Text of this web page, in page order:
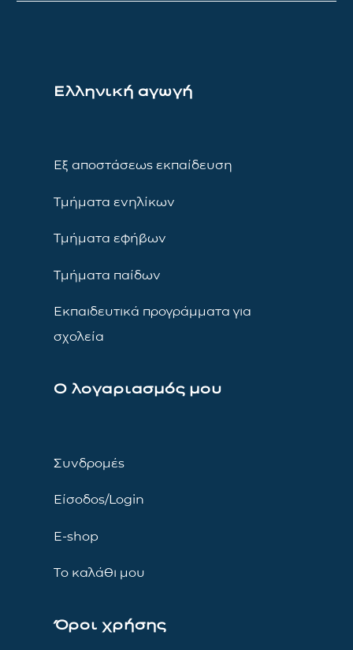
Ελληνική αγωγή
Εξ αποστάσεως εκπαίδευση
Τμήματα ενηλίκων
Τμήματα εφήβων
Τμήματα παίδων
Εκπαιδευτικά προγράμματα για
σχολεία
Ο λογαριασμός μου
Συνδρομές
Είσοδος/Login
E-shop
Το καλάθι μου
Όροι χρήσης